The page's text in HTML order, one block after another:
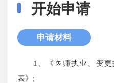
开始申请
申请材料
1、《医师执业、变更
表》;